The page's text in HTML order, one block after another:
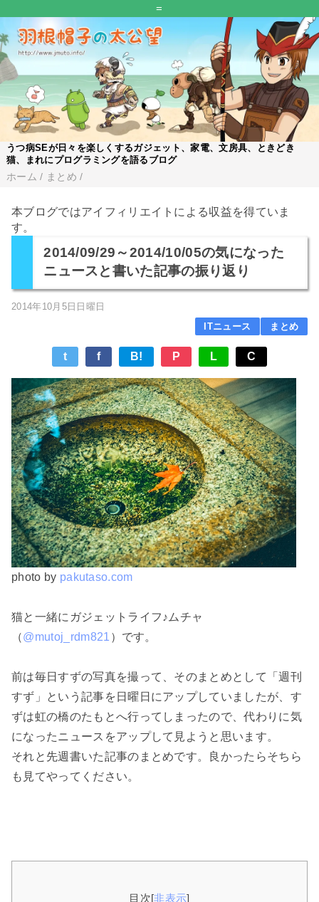
=
うつ病SEが日々を楽しくするガジェット、家電、文房具、ときどき
猫、まれにプログラミングを語るブログ
ホーム / まとめ /
本ブログではアイフィリエイトによる収益を得ていま
す。
2014/09/29～2014/10/05の気になった
ニュースと書いた記事の振り返り
2014年10月5日日曜日
ITニュース
まとめ
t f B! P L C
photo by pakutaso.com
猫と一緒にガジェットライフ♪ムチャ
（@mutoj_rdm821 ）です。
前は毎日すずの写真を撮って、そのまとめとして「週刊
すず」という記事を日曜日にアップしていましたが、す
ずは虹の橋のたもとへ行ってしまったので、代わりに気
になったニュースをアップして見ようと思います。
それと先週書いた記事のまとめです。良かったらそちら
も見てやってください。
目次[非表示]